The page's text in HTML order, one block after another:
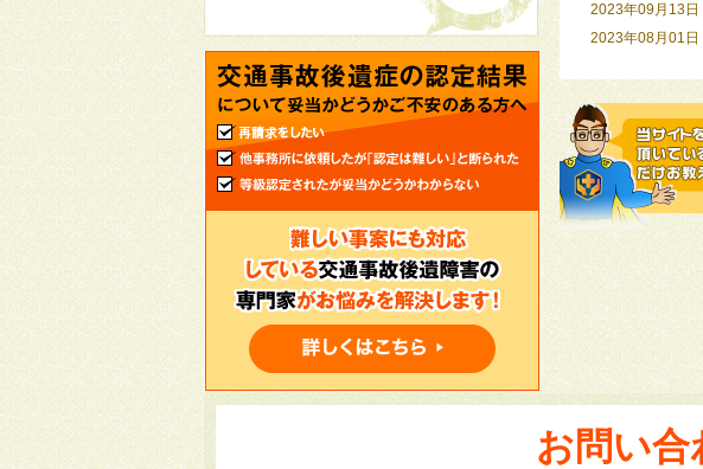
2023年09月13日
2023年08月01日
お問い合